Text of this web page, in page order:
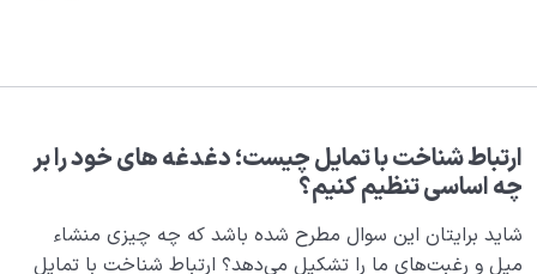
بلوغ کودک عزیز روان 0/8
قضا و قدر و اختیار 0/13
ابتلاء و امتحان در زندگی
شیطان دشمن آشکار 0/14
ارتباط شناخت با تمایل چیست؛ دغدغه های خود را بر
چه اساسی تنظیم کنیم؟
شاید برایتان این سوال مطرح شده باشد که چه چیزی منشاء
میل و رغبت‌های ما را تشکیل می‌دهد؟ ارتباط شناخت با تمایل